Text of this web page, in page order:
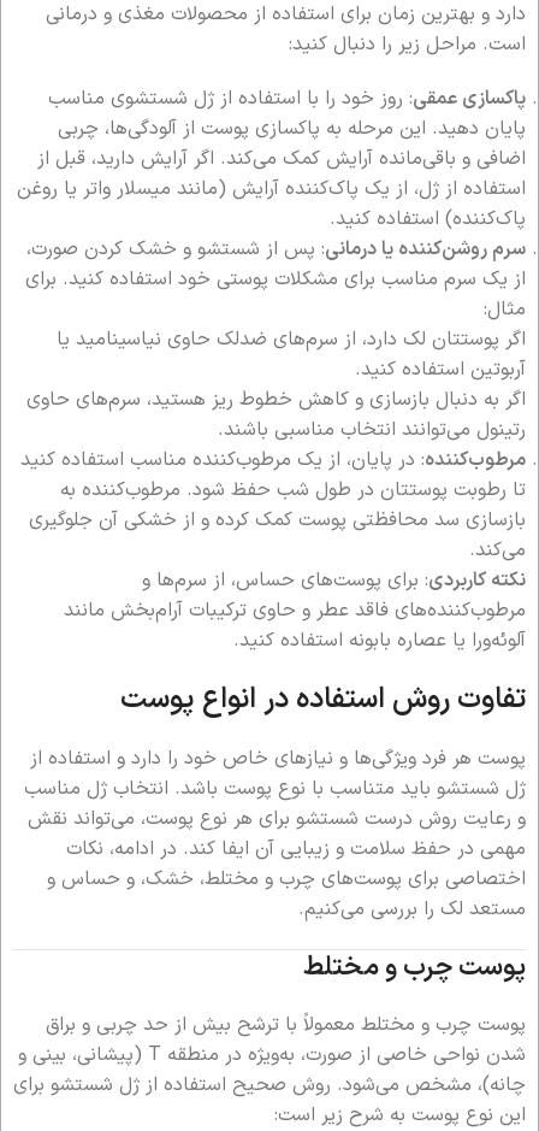
دارد و بهترین زمان برای استفاده از محصولات مغذی و درمانی
است. مراحل زیر را دنبال کنید:
پاکسازی عمقی: روز خود را با استفاده از ژل شستشوی مناسب
پایان دهید. این مرحله به پاکسازی پوست از آلودگی‌ها، چربی
اضافی و باقی‌مانده آرایش کمک می‌کند. اگر آرایش دارید، قبل از
استفاده از ژل، از یک پاک‌کننده آرایش (مانند میسلار واتر یا روغن
پاک‌کننده) استفاده کنید.
سرم روشن‌کننده یا درمانی: پس از شستشو و خشک کردن صورت،
از یک سرم مناسب برای مشکلات پوستی خود استفاده کنید. برای
مثال:
اگر پوستتان لک دارد، از سرم‌های ضدلک حاوی نیاسینامید یا
آربوتین استفاده کنید.
اگر به دنبال بازسازی و کاهش خطوط ریز هستید، سرم‌های حاوی
رتینول می‌توانند انتخاب مناسبی باشند.
مرطوب‌کننده: در پایان، از یک مرطوب‌کننده مناسب استفاده کنید
تا رطوبت پوستتان در طول شب حفظ شود. مرطوب‌کننده به
بازسازی سد محافظتی پوست کمک کرده و از خشکی آن جلوگیری
می‌کند.
نکته کاربردی: برای پوست‌های حساس، از سرم‌ها و
مرطوب‌کننده‌های فاقد عطر و حاوی ترکیبات آرام‌بخش مانند
آلوئه‌ورا یا عصاره بابونه استفاده کنید.
تفاوت روش استفاده در انواع پوست
پوست هر فرد ویژگی‌ها و نیازهای خاص خود را دارد و استفاده از
ژل شستشو باید متناسب با نوع پوست باشد. انتخاب ژل مناسب
و رعایت روش درست شستشو برای هر نوع پوست، می‌تواند نقش
مهمی در حفظ سلامت و زیبایی آن ایفا کند. در ادامه، نکات
اختصاصی برای پوست‌های چرب و مختلط، خشک، و حساس و
مستعد لک را بررسی می‌کنیم.
پوست چرب و مختلط
پوست چرب و مختلط معمولاً با ترشح بیش از حد چربی و براق
شدن نواحی خاصی از صورت، به‌ویژه در منطقه T (پیشانی، بینی و
چانه)، مشخص می‌شود. روش صحیح استفاده از ژل شستشو برای
این نوع پوست به شرح زیر است: